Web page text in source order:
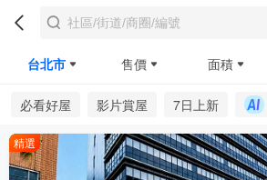
台北市 售價 面積
必看好屋 影片賞屋 7日上新
精選